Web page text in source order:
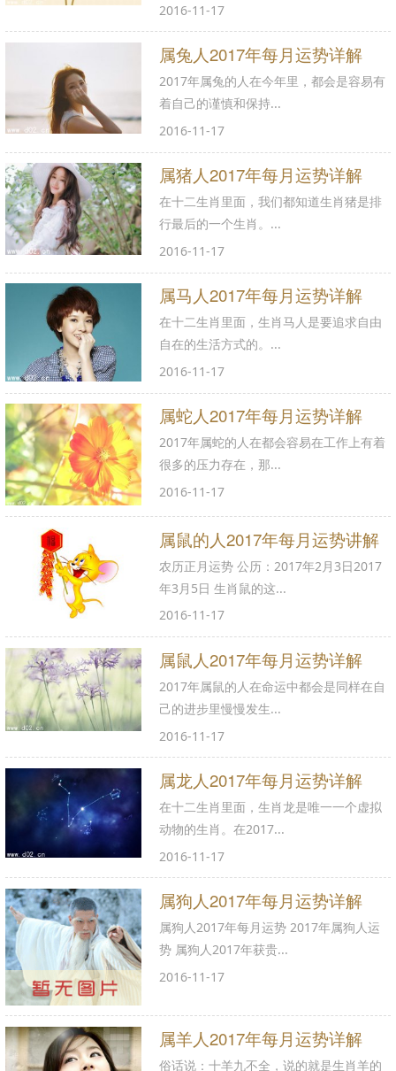
2016-11-17
属兔人2017年每月运势详解
2017年属兔的人在今年里，都会是容易有
着自己的谨慎和保持...
2016-11-17
属猪人2017年每月运势详解
在十二生肖里面，我们都知道生肖猪是排
行最后的一个生肖。...
2016-11-17
属马人2017年每月运势详解
在十二生肖里面，生肖马人是要追求自由
自在的生活方式的。...
2016-11-17
属蛇人2017年每月运势详解
2017年属蛇的人在都会容易在工作上有着
很多的压力存在，那...
2016-11-17
属鼠的人2017年每月运势讲解
农历正月运势 公历：2017年2月3日2017
年3月5日 生肖鼠的这...
2016-11-17
属鼠人2017年每月运势详解
2017年属鼠的人在命运中都会是同样在自
己的进步里慢慢发生...
2016-11-17
属龙人2017年每月运势详解
在十二生肖里面，生肖龙是唯一一个虚拟
动物的生肖。在2017...
2016-11-17
属狗人2017年每月运势详解
属狗人2017年每月运势 2017年属狗人运
势 属狗人2017年获贵...
2016-11-17
属羊人2017年每月运势详解
俗话说：十羊九不全，说的就是生肖羊的